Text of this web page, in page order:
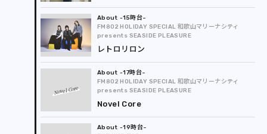
-15時台
FM802 HOLIDAY SPECIAL 和歌山マリーナシティ
presents SEASIDE PLEASURE
レトロリロン
Novel Core
-17時台
FM802 HOLIDAY SPECIAL 和歌山マリーナシティ
presents SEASIDE PLEASURE
Novel Core
-19時台